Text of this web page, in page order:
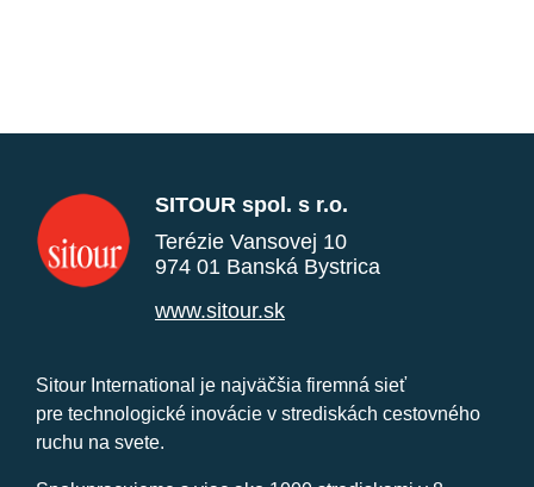
SITOUR spol. s r.o.
Terézie Vansovej 10
974 01 Banská Bystrica
www.sitour.sk
Sitour International je najväčšia firemná sieť
pre technologické inovácie v strediskách cestovného
ruchu na svete.